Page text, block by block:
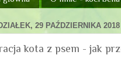
29 PAŹDZIERNIKA 2018
kota z psem - jak